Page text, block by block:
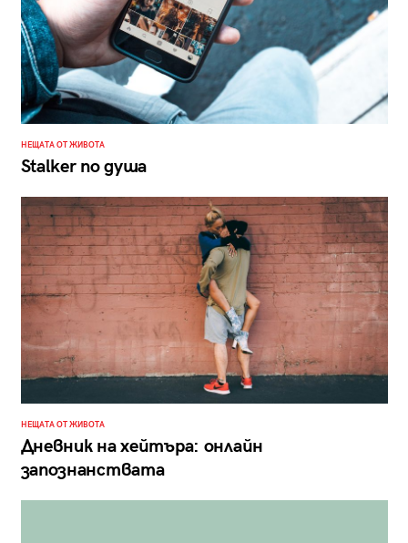
НЕЩАТА ОТ ЖИВОТА
Stalker по душа
НЕЩАТА ОТ ЖИВОТА
Дневник на хейтъра: онлайн
запознанствата